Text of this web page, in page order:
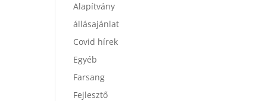
Alapítvány
állásajánlat
Covid hírek
Egyéb
Farsang
Fejlesztő